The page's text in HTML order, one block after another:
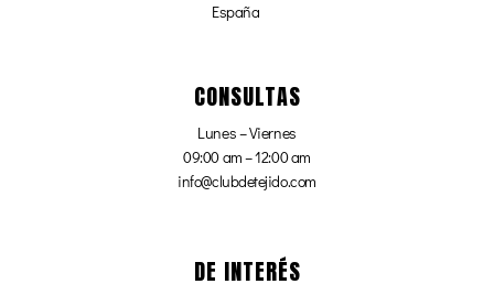
España
CONSULTAS
Lunes – Viernes
09:00 am – 12:00 am
info@clubdetejido.com
DE INTERÉS